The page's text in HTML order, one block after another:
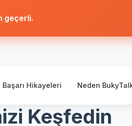
geçerli.
Başarı Hikayeleri Neden
Keşfedin